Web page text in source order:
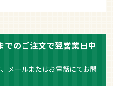
でのご注文で翌営業日中
メールまたはお電話にてお問